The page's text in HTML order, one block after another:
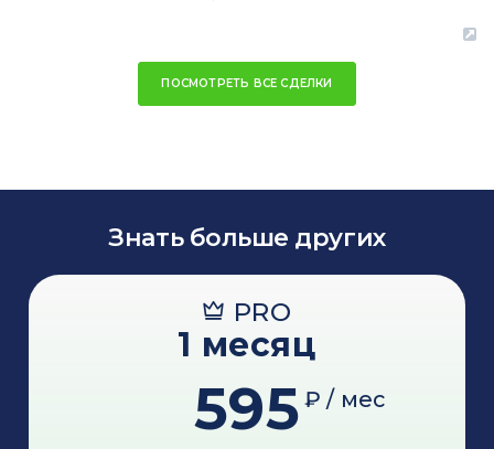
ПОСМОТРЕТЬ ВСЕ СДЕЛКИ
Знать больше других
PRO
1 месяц
595 ₽ / мес